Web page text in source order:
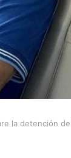
la detención del